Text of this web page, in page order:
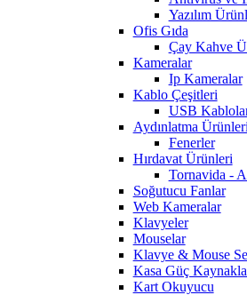
Yazılım
Ofis Gıda
Çay Kahve
Kameralar
Ip Kameralar
Kablo Çeşitleri
USB
Aydınlatma Ürünleri
Fenerler
Hırdavat Ürünleri
Tornavida -
Soğutucu Fanlar
Web Kameralar
Klavyeler
Mouselar
Klavye & Mouse
Kasa Güç
Kart Okuyucu